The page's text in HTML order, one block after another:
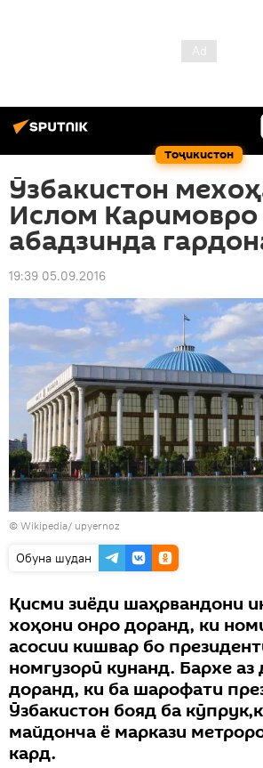
Тоҷикистон
Ӯзбакистон
Ислом Каримовро
абадзинда
19:39 05.09.2016
© Wikipedia/ upyernoz
Обуна шудан
Қисми зиёди шаҳрвандони
хоҳони онро доранд, ки
асосии кишвар бо
номгузорӣ кунанд. Бархе аз
доранд, ки ба шарофати
Ӯзбакистон бояд ба
майдонча ё маркази
кард.